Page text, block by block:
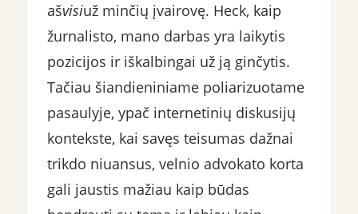
ašvisiuž minčių įvairovę. Heck, kaip
žurnalisto, mano darbas yra laikytis
pozicijos ir iškalbingai už ją ginčytis.
Tačiau šiandieniniame poliarizuotame
pasaulyje, ypač internetinių diskusijų
kontekste, kai savęs teisumas dažnai
trikdo niuansus, velnio advokato korta
gali jaustis mažiau kaip būdas